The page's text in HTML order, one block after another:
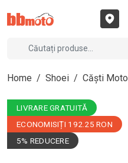
Home / Shoei / Căști Moto
LIVRARE GRATUITĂ
ECONOMISIȚI 192.25 RON
5% REDUCERE